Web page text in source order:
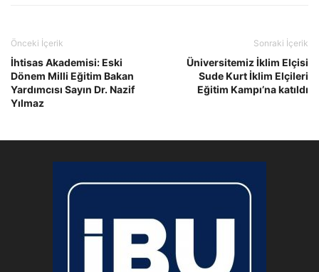
Önceki İçerik
İhtisas Akademisi: Eski
Dönem Milli Eğitim Bakan
Yardımcısı Sayın Dr. Nazif
Yılmaz
Sonraki İçerik
Üniversitemiz İklim Elçisi
Sude Kurt İklim Elçileri
Eğitim Kampı’na katıldı